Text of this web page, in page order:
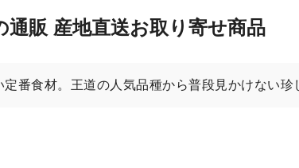
通販 産地直送お取り寄せ商品
定番食材。王道の人気品種から普段見かけない